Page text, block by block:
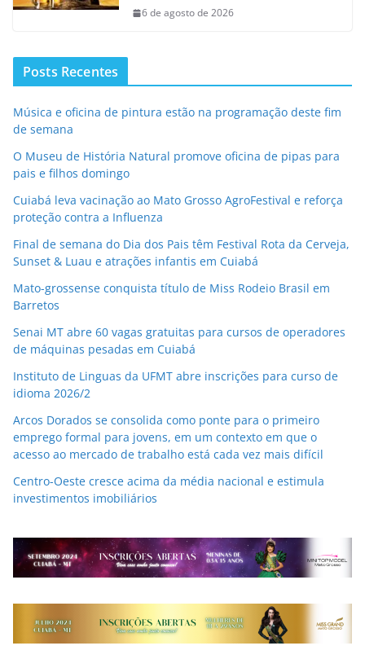
6 de agosto de 2026
Posts Recentes
Música e oficina de pintura estão na programação deste fim
de semana
O Museu de História Natural promove oficina de pipas para
pais e filhos domingo
Cuiabá leva vacinação ao Mato Grosso AgroFestival e reforça
proteção contra a Influenza
Final de semana do Dia dos Pais têm Festival Rota da Cerveja,
Sunset & Luau e atrações infantis em Cuiabá
Mato-grossense conquista título de Miss Rodeio Brasil em
Barretos
Senai MT abre 60 vagas gratuitas para cursos de operadores
de máquinas pesadas em Cuiabá
Instituto de Linguas da UFMT abre inscrições para curso de
idioma 2026/2
Arcos Dorados se consolida como ponte para o primeiro
emprego formal para jovens, em um contexto em que o
acesso ao mercado de trabalho está cada vez mais difícil
Centro-Oeste cresce acima da média nacional e estimula
investimentos imobiliários